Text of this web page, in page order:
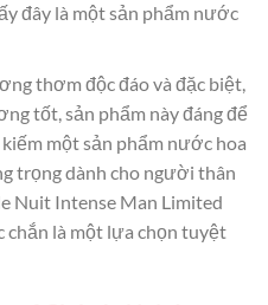
đây là một sản phẩm nước
thơm độc đáo và đặc biệt,
tốt, sản phẩm này đáng để
một sản phẩm nước hoa
trọng dành cho người thân
Nuit Intense Man Limited
chắn là một lựa chọn tuyệt